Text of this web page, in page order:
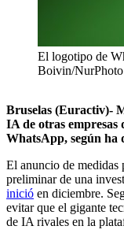
El logotipo de
Boivin/
Bruselas (Euractiv)-
IA de otras empresas
WhatsApp, según ha
El anuncio de medidas
preliminar de una
inició en diciembre.
evitar que el gigante
de IA rivales en la